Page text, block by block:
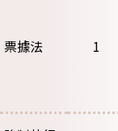
票據法 1